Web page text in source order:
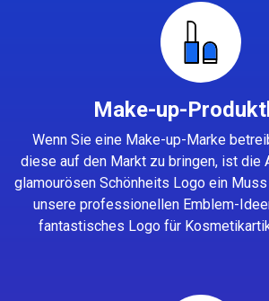
Make-up-
Wenn Sie eine Make-up-Marke
diese auf den Markt zu bringen, ist die
glamourösen Schönheits Logo ein
unsere professionellen Emblem-
fantastisches Logo für